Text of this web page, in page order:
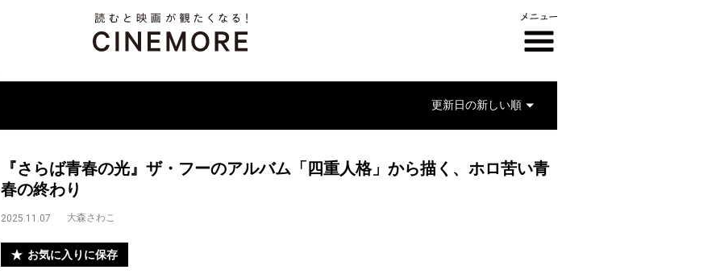
『さらば青春の光』ザ・フーのアルバム「四重人格」から描く、ホロ苦い青
春の終わり
2025.11.07 大森さわこ
お気に入りに保存